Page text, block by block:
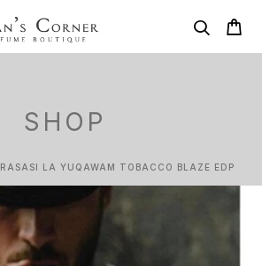
SHOP
RASASI LA YUQAWAM TOBACCO BLAZE EDP